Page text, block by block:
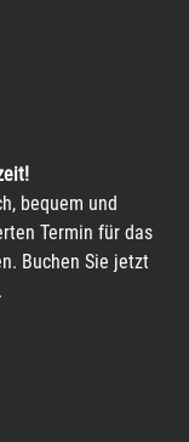
bequem und
Termin für das
Buchen Sie jetzt